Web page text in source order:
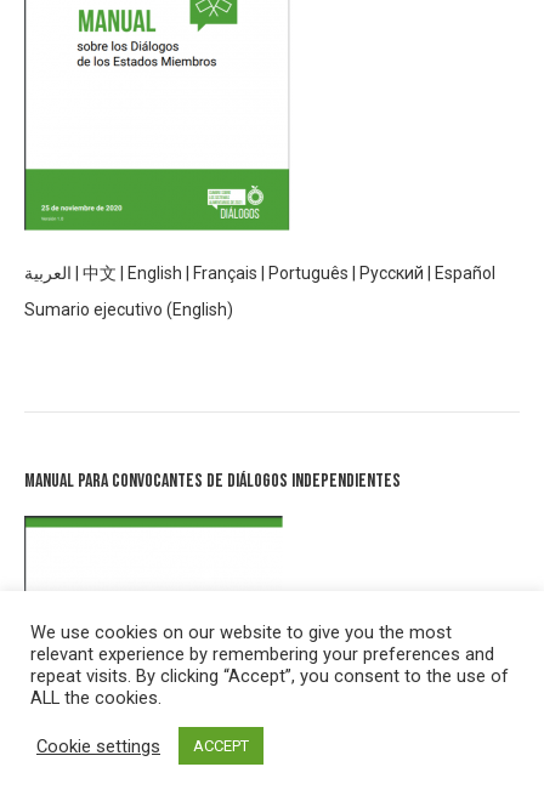
العربية 中文 English Français Português Русский
Español
Sumario ejecutivo (English)
Manual para Convocantes de Diálogos Independientes
We use cookies on our website to give you the most
relevant experience by remembering your preferences and
repeat visits. By clicking “Accept”, you consent to the use of
ALL the cookies.
Cookie settings ACCEPT